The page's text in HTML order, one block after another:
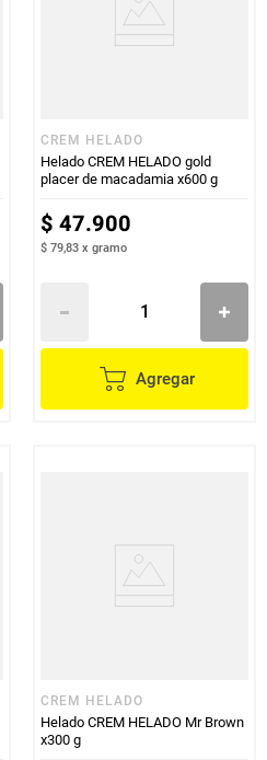
CREM HELADO
Helado CREM HELADO gold
placer de macadamia x600 g
$ 47.900
$ 79,83 x gramo
Agregar
CREM HELADO
Helado CREM HELADO Mr Brown
x300 g